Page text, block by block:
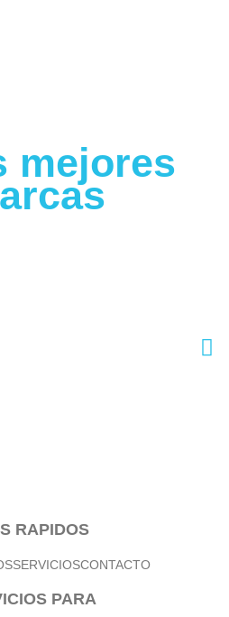
mejores
RAPIDOS
SERVICIOSCONTACTO
PARA